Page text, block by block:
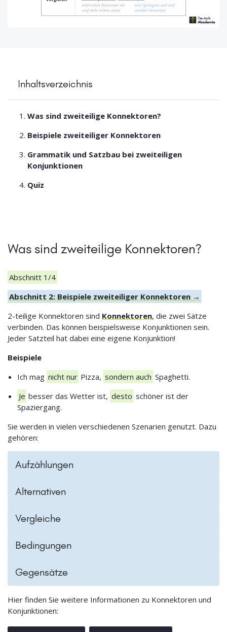
Inhaltsverzeichnis
Was sind zweiteilige Konnektoren?
Beispiele zweiteiliger Konnektoren
Grammatik und Satzbau bei zweiteiligen
Konjunktionen
Quiz
Was sind zweiteilige Konnektoren?
Abschnitt 1/4
Abschnitt 2: Beispiele zweiteiliger Konnektoren →
2-teilige Konnektoren sind Konnektoren, die zwei Sätze
verbinden. Das können beispielsweise Konjunktionen sein.
Jeder Satzteil hat dabei eine eigene Konjunktion!
Beispiele
Ich mag nicht nur Pizza, sondern auch Spaghetti.
Je besser das Wetter ist, desto schöner ist der
Spaziergang.
Sie werden in vielen verschiedenen Szenarien genutzt. Dazu
gehören:
Aufzählungen
Alternativen
Vergleiche
Bedingungen
Gegensätze
Hier finden Sie weitere Informationen zu Konnektoren und
Konjunktionen: